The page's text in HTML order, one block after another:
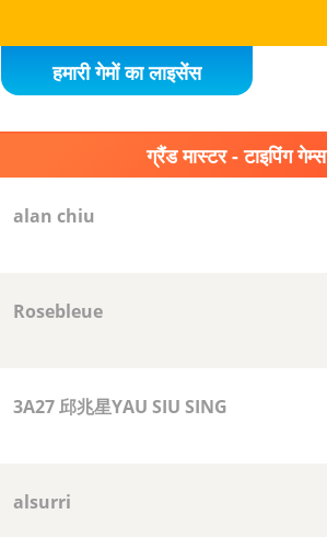
हमारी गेमों का लाइसेंस
ग्रैंड मास्टर - टाइपिंग गेम्स
alan chiu
Rosebleue
3A27 邱兆星YAU SIU SING
alsurri